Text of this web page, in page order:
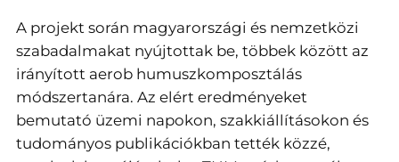
A projekt során magyarországi és nemzetközi
szabadalmakat nyújtottak be, többek között az
irányított aerob humuszkomposztálás
módszertanára. Az elért eredményeket
bemutató üzemi napokon, szakkiállításokon és
tudományos publikációkban tették közzé,